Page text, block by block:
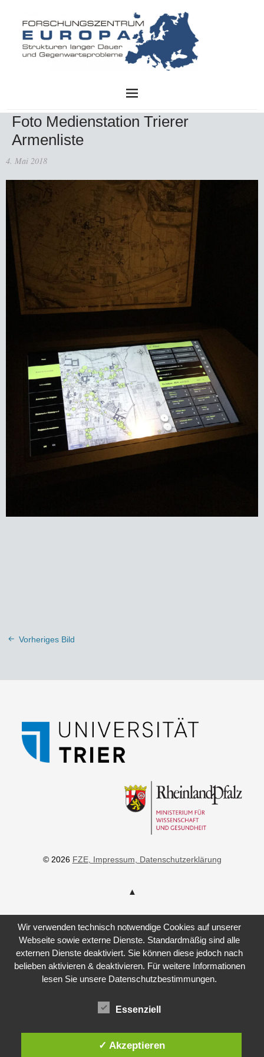
Foto Medienstation Trierer
Armenliste
4. Mai 2018
Vorheriges Bild
© 2026 FZE, Impressum , Datenschutzerklärung
Wir verwenden technisch notwendige Cookies auf unserer
Webseite sowie externe Dienste. Standardmäßig sind alle
externen Dienste deaktiviert. Sie können diese jedoch nach
belieben aktivieren & deaktivieren. Für weitere Informationen
lesen Sie unsere Datenschutzbestimmungen.
Essenziell
✓ Akzeptieren